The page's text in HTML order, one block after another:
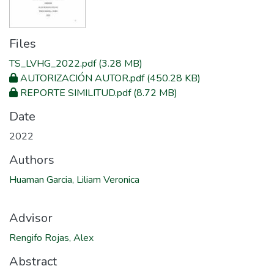
Files
TS_LVHG_2022.pdf(3.28 MB)
AUTORIZACIÓN AUTOR.pdf(450.28 KB)
REPORTE SIMILITUD.pdf(8.72 MB)
Date
2022
Authors
Huaman Garcia, Liliam Veronica
Advisor
Rengifo Rojas, Alex
Abstract